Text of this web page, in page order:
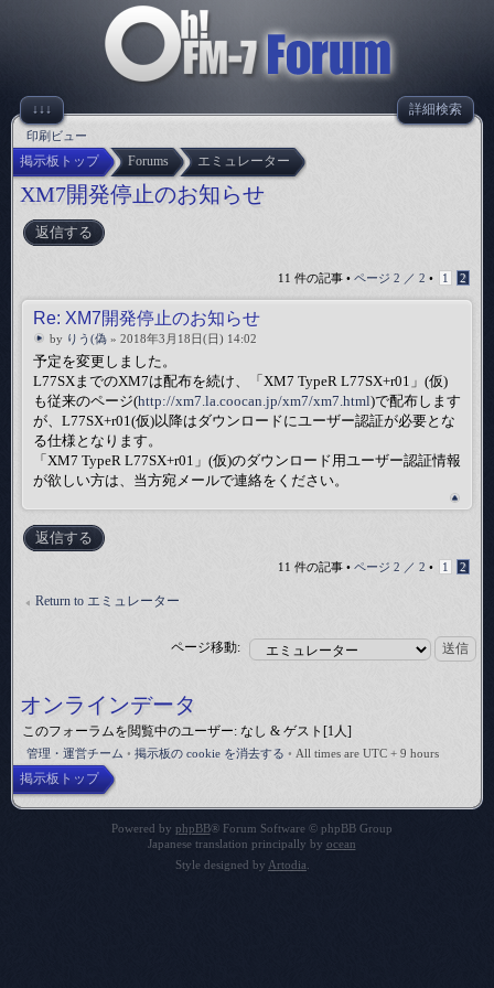
↓↓↓ 詳細検索
印刷ビュー
掲示板トップ Forums エミュレーター
XM7開発停止のお知らせ
返信する
11 件の記事 • ページ 2 ／ 2 • 1 2
Re: XM7開発停止のお知らせ
by りう(偽 » 2018年3月18日(日) 14:02
予定を変更しました。
L77SXまでのXM7は配布を続け、「XM7 TypeR L77SX+r01」(仮)
も従来のページ(http://xm7.la.coocan.jp/xm7/xm7.html)で配布します
が、L77SX+r01(仮)以降はダウンロードにユーザー認証が必要とな
る仕様となります。
「XM7 TypeR L77SX+r01」(仮)のダウンロード用ユーザー認証情報
が欲しい方は、当方宛メールで連絡をください。
返信する
11 件の記事 • ページ 2 ／ 2 • 1 2
Return to エミュレーター
ページ移動:
オンラインデータ
このフォーラムを閲覧中のユーザー: なし & ゲスト[1人]
管理・運営チーム • 掲示板の cookie を消去する • All times are UTC + 9 hours
掲示板トップ
Powered by phpBB® Forum Software © phpBB Group
Japanese translation principally by ocean
Style designed by Artodia